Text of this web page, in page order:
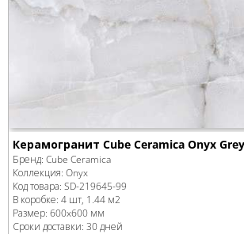
Керамогранит Cube Ceramica Onyx
Бренд: Cube Ceramica
Коллекция: Onyx
Код товара: SD-219645-99
В коробке: 4 шт, 1.44 м2
Размер: 600x600 мм
Сроки доставки: 30 дней